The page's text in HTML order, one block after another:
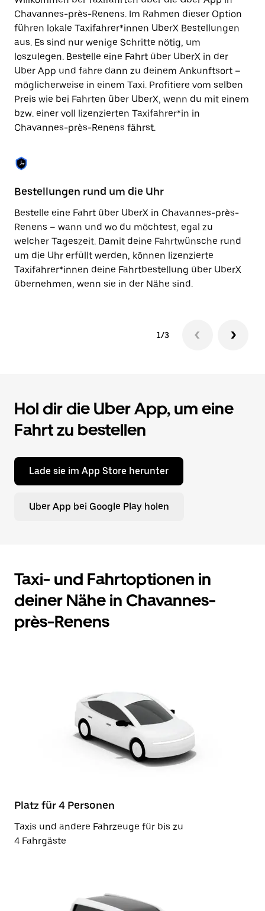
die
Escape-
Taste,
um
den
Kalender
zu
schließen.
Chavannes-près-Renens. Im Rahmen dieser Option
führen lokale Taxifahrer*innen UberX Bestellungen
aus. Es sind nur wenige Schritte nötig, um
loszulegen. Bestelle eine Fahrt über UberX in der
Uber App und fahre dann zu deinem Ankunftsort –
möglicherweise in einem Taxi. Profitiere vom selben
Preis wie bei Fahrten über UberX, wenn du mit einem
bzw. einer voll lizenzierten Taxifahrer*in in
Chavannes-près-Renens fährst.
Bestellungen rund um die Uhr
Bestelle eine Fahrt über UberX in Chavannes-près-
Renens – wann und wo du möchtest, egal zu
welcher Tageszeit. Damit deine Fahrtwünsche rund
um die Uhr erfüllt werden, können lizenzierte
Taxifahrer*innen deine Fahrtbestellung über UberX
übernehmen, wenn sie in der Nähe sind.
1/3
Hol dir die Uber App, um eine
Fahrt zu bestellen
Lade sie im App Store herunter
Uber App bei Google Play holen
Taxi- und Fahrtoptionen in
deiner Nähe in Chavannes-
près-Renens
Platz für 4 Personen
Taxis und andere Fahrzeuge für bis zu
4 Fahrgäste